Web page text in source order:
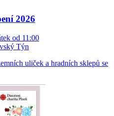
2026
od 11:00
Týn
uliček a hradních sklepů se